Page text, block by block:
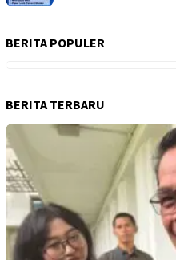
BERITA POPULER
BERITA TERBARU